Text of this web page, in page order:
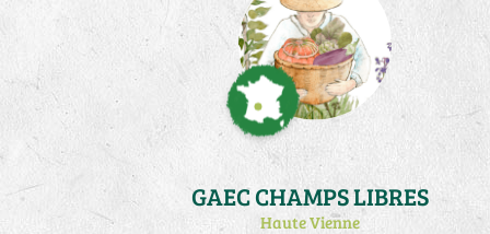
GAEC CHAMPS LIBRES
Haute Vienne